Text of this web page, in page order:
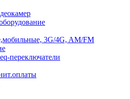
3G/4G, AM/FM
переключатели